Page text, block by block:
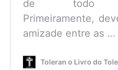
de todo
Primeiramente,
amizade entre as …
Toleran o Livro do